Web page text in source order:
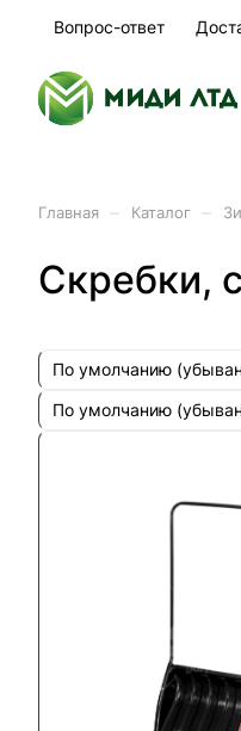
Вопрос-ответ
Главная Каталог
Скребки,
По умолчанию
По умолчанию